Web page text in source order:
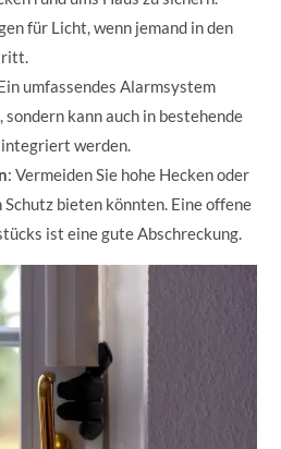
für Licht, wenn jemand in den
umfassendes Alarmsystem
kann auch in bestehende
werden.
: Vermeiden Sie hohe Hecken oder
Schutz bieten könnten. Eine offene
ist eine gute Abschreckung.